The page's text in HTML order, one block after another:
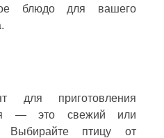
блюдо для вашего
для приготовления
— это свежий или
Выбирайте птицу от